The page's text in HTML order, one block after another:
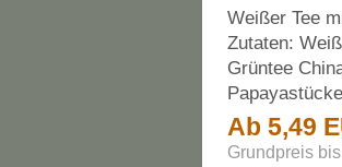
Weißer Tee
Zutaten:
Grüntee
Ab 5,49
Grundpreis